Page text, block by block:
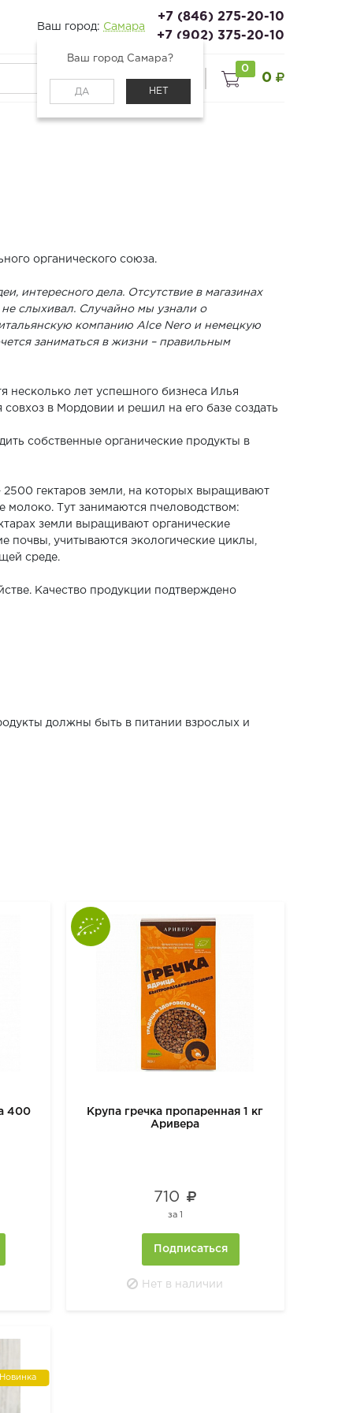
Ваш город: Самара
Ваш город Самара?
ДА НЕТ
+7 (846) 275-20-10
+7 (902) 375-20-10
0
0
органического союза.
интересного дела. Отсутствие в магазинах
слыхивал. Случайно мы узнали о
компанию Alcе Nerо и немецкую
заниматься в жизни – правильным
несколько лет успешного бизнеса Илья
в Мордовии и решил на его базе создать
собственные органические продукты в
гектаров земли, на которых выращивают
молоко. Тут занимаются пчеловодством:
земли выращивают органические
почвы, учитываются экологические циклы,
среде.
Качество продукции подтверждено
должны быть в питании взрослых и
400
Крупа гречка пропаренная 1 кг
Аривера
710
за 1
Подписаться
Нет в наличии
Новинка